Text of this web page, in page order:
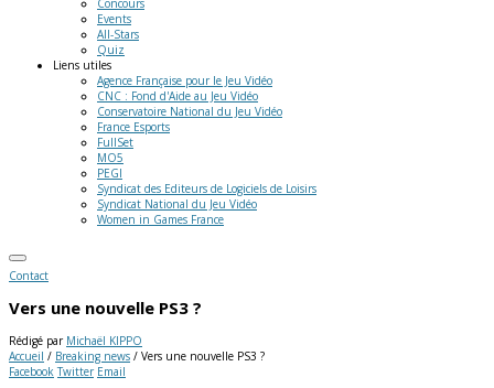
Concours
Events
All-Stars
Quiz
Liens utiles
Agence Française pour le Jeu Vidéo
CNC : Fond d'Aide au Jeu Vidéo
Conservatoire National du Jeu Vidéo
France Esports
FullSet
MO5
PEGI
Syndicat des Editeurs de Logiciels de Loisirs
Syndicat National du Jeu Vidéo
Women in Games France
Contact
Vers une nouvelle PS3 ?
Rédigé par Michaël KIPPO
Accueil / Breaking news / Vers une nouvelle PS3 ?
Facebook Twitter Email